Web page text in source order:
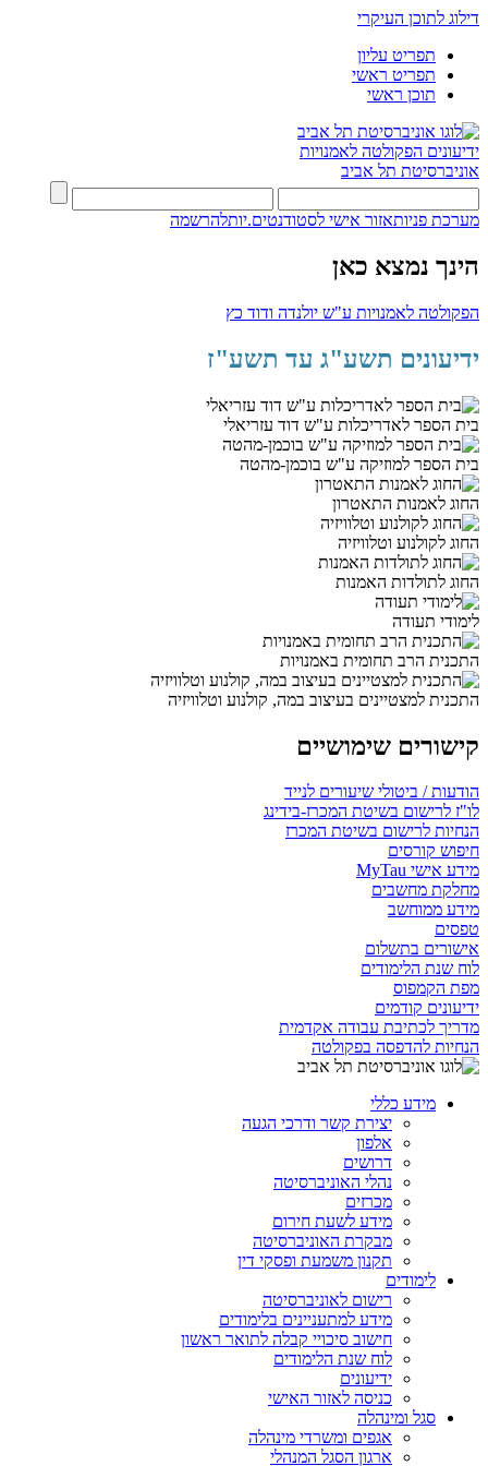
דילוג לתוכן העיקרי
תפריט עליון
תפריט ראשי
תוכן ראשי
ידיעונים הפקולטה לאמנויות
אוניברסיטת תל אביב
מערכת פניותאזור אישי לסטודנטים.יותלהרשמה
הינך נמצא כאן
הפקולטה לאמנויות ע"ש יולנדה ודוד כץ
ידיעונים תשע"ג עד תשע"ז
בית הספר לאדריכלות ע"ש דוד עזריאלי
בית הספר למוזיקה ע"ש בוכמן-מהטה
החוג לאמנות התאטרון
החוג לקולנוע וטלוויזיה
החוג לתולדות האמנות
לימודי תעודה
התכנית הרב תחומית באמנויות
התכנית למצטיינים בעיצוב במה, קולנוע וטלוויזיה
קישורים שימושיים
הודעות / ביטולי שיעורים לנייד
לו"ז לרישום בשיטת המכרז-בידינג
הנחיות לרישום בשיטת המכרז
חיפוש קורסים
מידע אישי MyTau
מחלקת מחשבים
מידע ממוחשב
טפסים
אישורים בתשלום
לוח שנת הלימודים
מפת הקמפוס
ידיעונים קודמים
מדריך לכתיבת עבודה אקדמית
הנחיות להדפסה בפקולטה
מידע כללי
יצירת קשר ודרכי הגעה
אלפון
דרושים
נהלי האוניברסיטה
מכרזים
מידע לשעת חירום
מבקרת האוניברסיטה
תקנון משמעת ופסקי דין
לימודים
רישום לאוניברסיטה
מידע למתעניינים בלימודים
חישוב סיכויי קבלה לתואר ראשון
לוח שנת הלימודים
ידיעונים
כניסה לאזור האישי
סגל ומינהלה
אגפים ומשרדי מינהלה
ארגון הסגל המנהלי